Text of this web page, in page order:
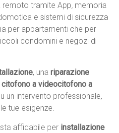
remoto tramite App, memoria
e sistemi di sicurezza
per appartamenti che per
condomini e negozi di
, unariparazione
a videocitofono a
un intervento professionale,
tue esigenze.
affidabile per installazione